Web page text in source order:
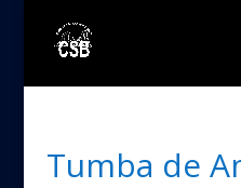
Tumba de